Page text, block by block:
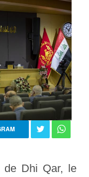
de Dhi Qar, le